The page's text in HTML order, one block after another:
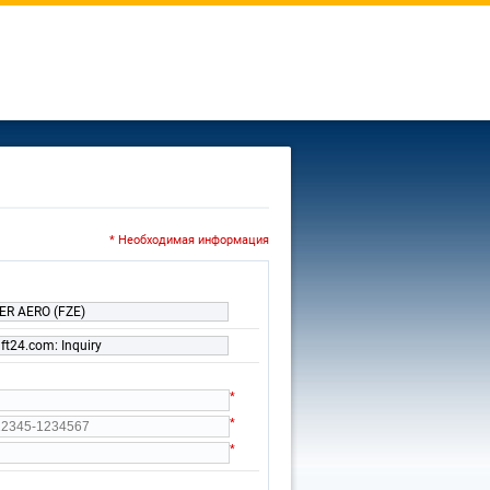
* Необходимая информация
AERO (FZE)
Inquiry
*
*
*